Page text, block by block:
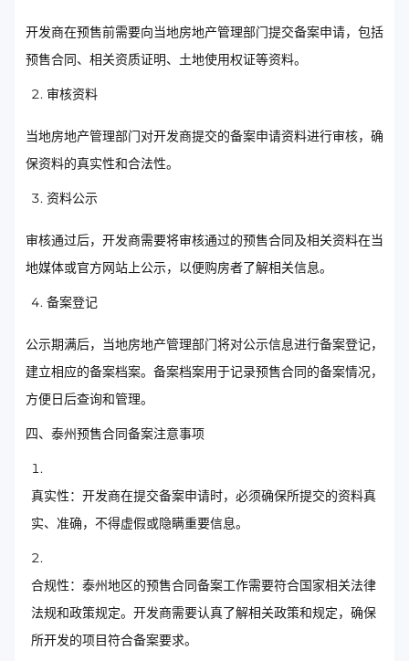
开发商在预售前需要向当地房地产管理部门提交备案申请，包括
预售合同、相关资质证明、土地使用权证等资料。
审核资料
当地房地产管理部门对开发商提交的备案申请资料进行审核，确
保资料的真实性和合法性。
资料公示
审核通过后，开发商需要将审核通过的预售合同及相关资料在当
地媒体或官方网站上公示，以便购房者了解相关信息。
备案登记
公示期满后，当地房地产管理部门将对公示信息进行备案登记，
建立相应的备案档案。备案档案用于记录预售合同的备案情况，
方便日后查询和管理。
四、泰州预售合同备案注意事项
真实性：开发商在提交备案申请时，必须确保所提交的资料真
实、准确，不得虚假或隐瞒重要信息。
合规性：泰州地区的预售合同备案工作需要符合国家相关法律
法规和政策规定。开发商需要认真了解相关政策和规定，确保
所开发的项目符合备案要求。